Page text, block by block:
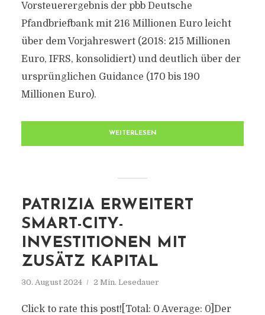
Vorsteuerergebnis der pbb Deutsche
Pfandbriefbank mit 216 Millionen Euro leicht
über dem Vorjahreswert (2018: 215 Millionen
Euro, IFRS, konsolidiert) und deutlich über der
ursprünglichen Guidance (170 bis 190
Millionen Euro).
WEITERLESEN
PATRIZIA ERWEITERT
SMART-CITY-
INVESTITIONEN MIT
ZUSÄTZ KAPITAL
30. August 2024 2 Min. Lesedauer
Click to rate this post![Total: 0 Average: 0]Der